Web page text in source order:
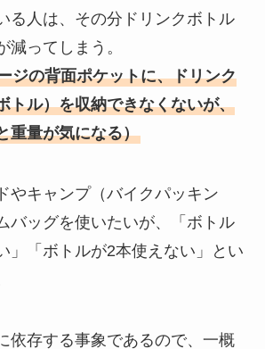
る人は、その分ドリンクボトル
減ってしまう。
ジの背面ポケットに、ドリンク
トル）を収納できなくないが、
重量が気になる）
やキャンプ（バイクパッキン
バッグを使いたいが、「ボトル
」「ボトルが2本使えない」とい
依存する事象であるので、一概